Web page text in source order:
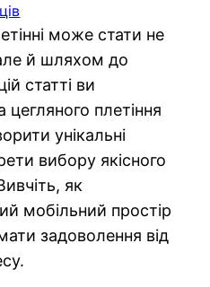
може стати не
й шляхом до
статті ви
цегляного плетіння
унікальні
вибору якісного
як
мобільний простір
задоволення від